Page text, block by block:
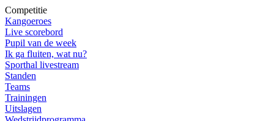
Competitie
Kangoeroes
Live scorebord
Pupil van de week
Ik ga fluiten, wat nu?
Sporthal livestream
Standen
Teams
Trainingen
Uitslagen